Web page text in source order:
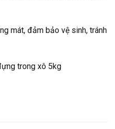
mát, đảm bảo vệ sinh, tránh
trong xô 5kg